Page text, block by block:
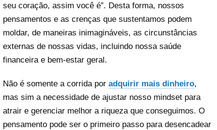
seu coração, assim você é”. Desta forma, nossos
pensamentos e as crenças que sustentamos podem
moldar, de maneiras inimagináveis, as circunstâncias
externas de nossas vidas, incluindo nossa saúde
financeira e bem-estar geral.
Não é somente a corrida por adquirir mais dinheiro,
mas sim a necessidade de ajustar nosso mindset para
atrair e gerenciar melhor a riqueza que conseguimos. O
pensamento pode ser o primeiro passo para desencadear